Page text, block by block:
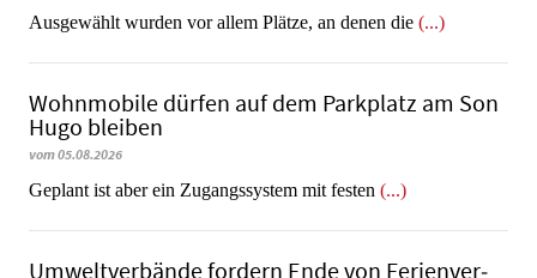
Ausgewählt wurden vor allem Plätze, an denen die (...)
Wohnmobile dürfen auf dem Parkplatz am Son
Hugo bleiben
vom 05.08.2026
Geplant ist aber ein Zugangssystem mit festen (...)
Umweltverbände fordern Ende von Fe­ri­en­ver­